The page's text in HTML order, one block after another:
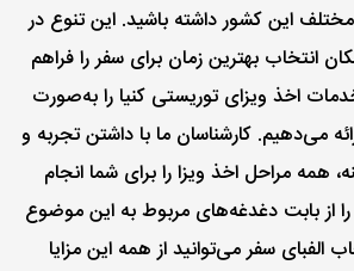
این کشور داشته باشید. این تنوع در
انتخاب بهترین زمان برای سفر را فراهم
اخذ ویزای توریستی کنیا را به‌صورت
می‌دهیم. کارشناسان ما با داشتن تجربه و
همه مراحل اخذ ویزا را برای شما انجام
از بابت دغدغه‌های مربوط به این موضوع
الفبای سفر می‌توانید از همه این مزایا